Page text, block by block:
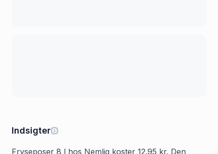
Indsigter
Fryseposer 8 l hos Nemlig koster 12.95 kr. Den